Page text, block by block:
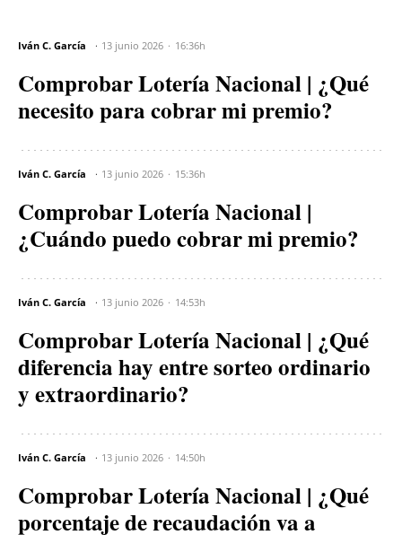
Iván C. García 13 junio 2026 16:36h
Comprobar Lotería Nacional | ¿Qué
necesito para cobrar mi premio?
Iván C. García 13 junio 2026 15:36h
Comprobar Lotería Nacional |
¿Cuándo puedo cobrar mi premio?
Iván C. García 13 junio 2026 14:53h
Comprobar Lotería Nacional | ¿Qué
diferencia hay entre sorteo ordinario
y extraordinario?
Iván C. García 13 junio 2026 14:50h
Comprobar Lotería Nacional | ¿Qué
porcentaje de recaudación va a